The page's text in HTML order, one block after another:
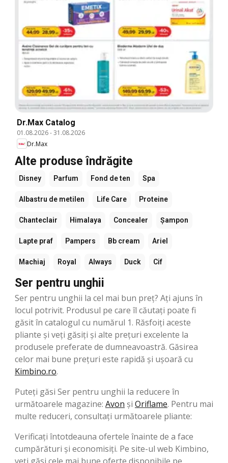
Dr.Max Catalog
01.08.2026-31.08.2026
Dr.Max
Alte produse îndrăgite
Disney Parfum Fond de ten Spa
Albastru de metilen Life Care Proteine
Chanteclair Himalaya Concealer Șampon
Lapte praf Pampers Bb cream Ariel
Machiaj Royal Always Duck Cif
Ser pentru unghii
Ser pentru unghii la cel mai bun preț? Aţi ajuns în
locul potrivit. Produsul pe care îl căutați poate fi
găsit în catalogul cu numărul 1. Răsfoiți aceste
pliante și veţi găsiți şi alte prețuri excelente la
produsele preferate de dumneavoastră. Găsirea
celor mai bune prețuri este rapidă și ușoară cu
Kimbino.ro.
Puteți găsi Ser pentru unghii la reducere în
următoarele magazine: Avon şi Oriflame. Pentru mai
multe reduceri, consultați următoarele pliante:
Verificați întotdeauna ofertele înainte de a face
cumpărături și economisiți. Pe site-ul web Kimbino,